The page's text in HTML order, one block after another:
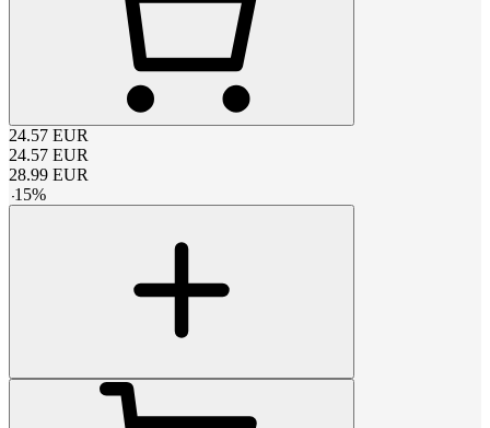
24.57 EUR
24.57 EUR
28.99 EUR
-15%